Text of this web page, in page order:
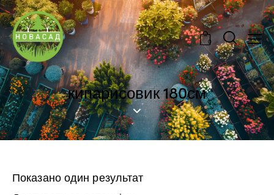
0
кипарисовик 180см
Показано один результат